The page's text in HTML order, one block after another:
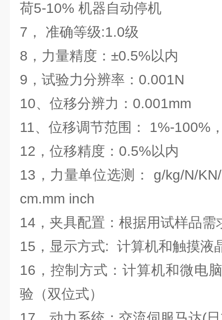
荷5-10% 机器自动停机
7， 准确等级:1.0级
8，力量精度：±0.5%以内
9，试验力分辨率：0.001N
10、位移分辨力：0.001mm
11、位移调节范围： 1%-100%
12，位移精度：0.5%以内
13，力量单位选测： g/kg/N/
cm.mm inch
14，夹具配置：根据用试样品需
15，显示方式: 计算机和触摸液
16，控制方式：计算机和微电
验（双位式）